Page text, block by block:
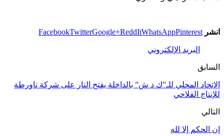
انشر FacebookTwitterGoogle+ReddItWhatsAppPinterest
البريد الإلكتروني
السابق
الاتحاد المحلي للـ”ك د ش” بالداخلة يفتح النار على شركة تاورطة
للإنتاج الفلاحي
التالي
إن الحكم إلا لله